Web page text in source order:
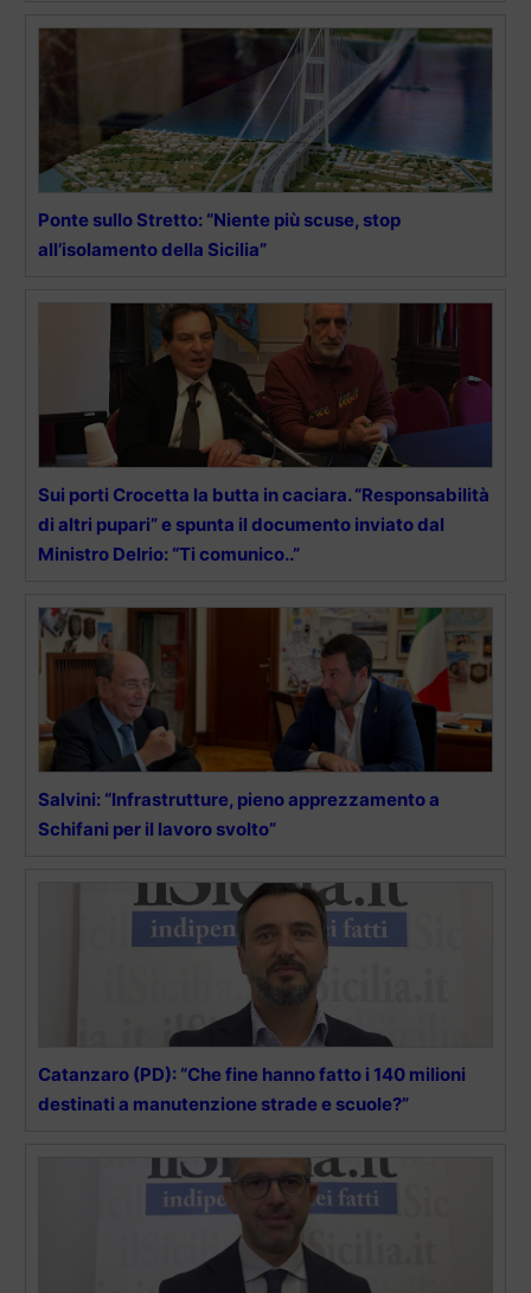
Ponte sullo Stretto: “Niente più scuse, stop
all’isolamento della Sicilia”
Sui porti Crocetta la butta in caciara. “Responsabilità
di altri pupari” e spunta il documento inviato dal
Ministro Delrio: “Ti comunico..”
Salvini: “Infrastrutture, pieno apprezzamento a
Schifani per il lavoro svolto”
Catanzaro (PD): “Che fine hanno fatto i 140 milioni
destinati a manutenzione strade e scuole?”